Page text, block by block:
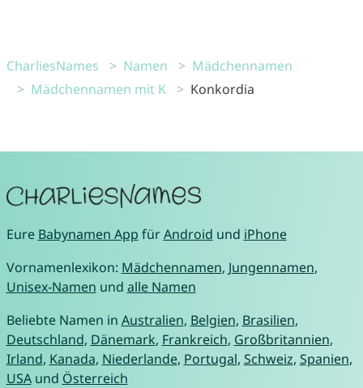
CharliesNames Namen
Mädchennamen
Mädchennamen mit K
Konkordia
Eure Babynamen App fürAndroid und iPhone
Vornamenlexikon: Mädchennamen, Jungennamen,
Unisex-Namen und alle Namen
Beliebte Namen in Australien, Belgien, Brasilien,
Deutschland, Dänemark, Frankreich, Großbritannien,
Irland, Kanada, Niederlande, Portugal, Schweiz, Spanien,
USAund Österreich